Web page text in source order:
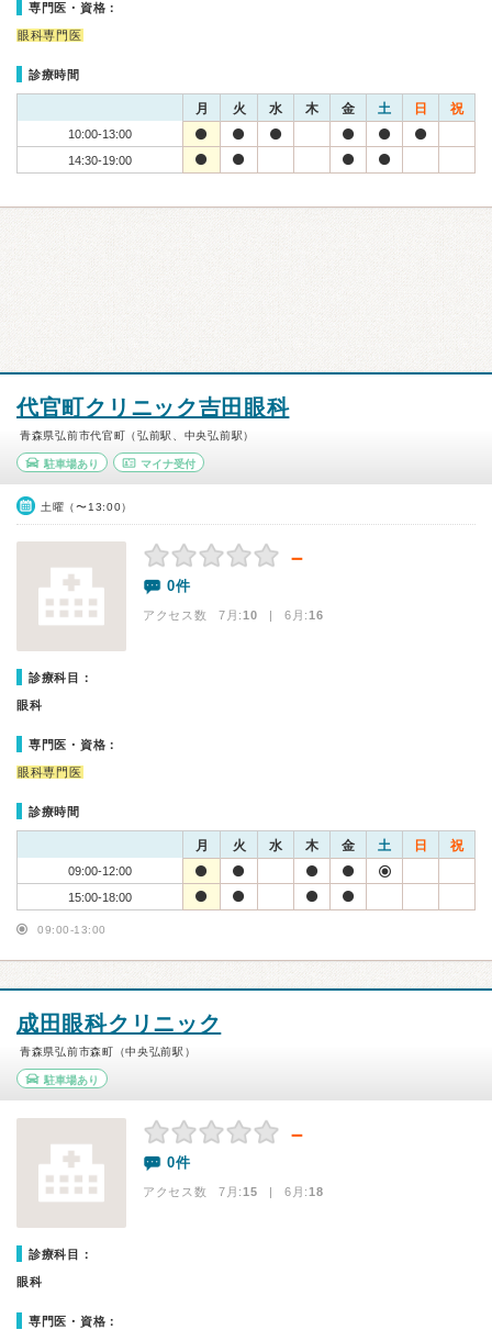
専門医・資格：
眼科専門医
診療時間
月 火 水 木 金 土 日 祝
10:00-13:00
14:30-19:00
代官町クリニック吉田眼科
青森県弘前市代官町（弘前駅、中央弘前駅）
駐車場あり マイナ受付
土曜（〜13:00）
－
0件
アクセス数 7月:10 | 6月:16
診療科目：
眼科
専門医・資格：
眼科専門医
診療時間
月 火 水 木 金 土 日 祝
09:00-12:00
15:00-18:00
09:00-13:00
成田眼科クリニック
青森県弘前市森町（中央弘前駅）
駐車場あり
－
0件
アクセス数 7月:15 | 6月:18
診療科目：
眼科
専門医・資格：